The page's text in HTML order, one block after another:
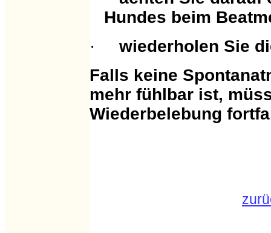
Hundes beim
·
wiederholen Sie
Falls keine
mehr fühlbar ist,
Wiederbelebung